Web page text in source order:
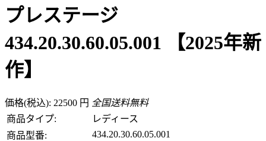
プレステージ
434.20.30.60.05.001 【2025年新
作】
価格(税込): 22500 円 全国送料無料
商品タイプ:
レディース
商品型番:
434.20.30.60.05.001